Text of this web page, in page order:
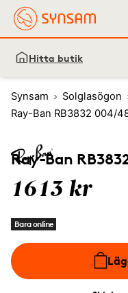
Hitta butik
Synsam Solglasögon
Ray-Ban RB3832 004/
Ray-Ban
1613 kr
Bara online